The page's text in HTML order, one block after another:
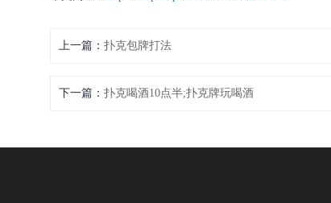
上一篇： 扑克包牌打法
下一篇： 扑克喝酒10点半;扑克牌玩喝酒